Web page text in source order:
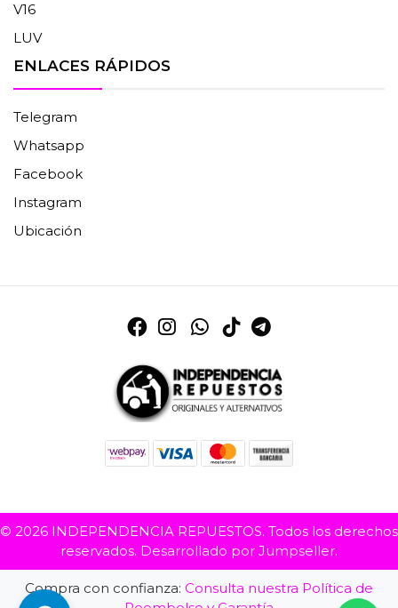
V16
LUV
ENLACES RÁPIDOS
Telegram
Whatsapp
Facebook
Instagram
Ubicación
© 2026 INDEPENDENCIA REPUESTOS. Todos los derechos
reservados. Desarrollado por Jumpseller.
Compra con confianza: Consulta nuestra Política de